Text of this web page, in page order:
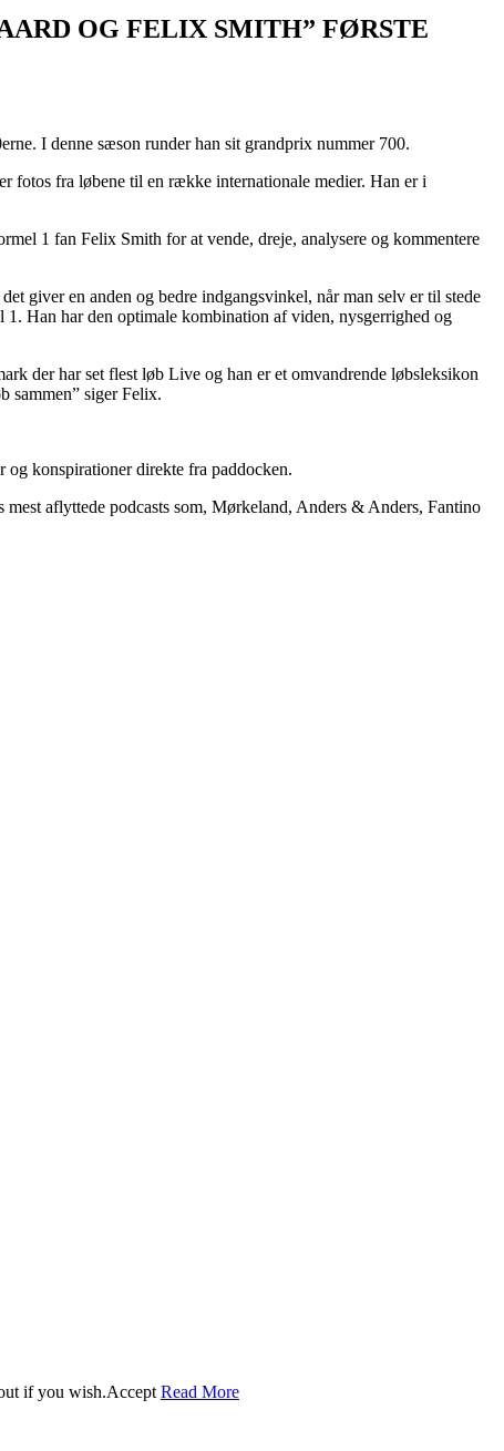
OG FELIX SMITH” FØRSTE
I denne sæson runder han sit grandprix nummer 700.
fotos fra løbene til en række internationale medier. Han er i
1 fan Felix Smith for at vende, dreje, analysere og kommentere
giver en anden og bedre indgangsvinkel, når man selv er til stede
Han har den optimale kombination af viden, nysgerrighed og
der har set flest løb Live og han er et omvandrende løbsleksikon
sammen” siger Felix.
konspirationer direkte fra paddocken.
aflyttede podcasts som, Mørkeland, Anders & Anders, Fantino
if you wish.Accept Read More